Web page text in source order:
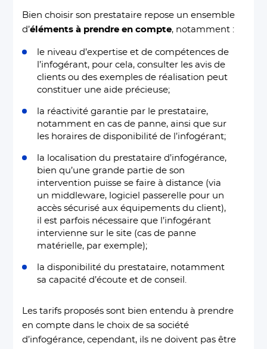
Bien choisir son prestataire repose un ensemble
d’éléments à prendre en compte, notamment :
le niveau d’expertise et de compétences de
l’infogérant, pour cela, consulter les avis de
clients ou des exemples de réalisation peut
constituer une aide précieuse;
la réactivité garantie par le prestataire,
notamment en cas de panne, ainsi que sur
les horaires de disponibilité de l’infogérant;
la localisation du prestataire d’infogérance,
bien qu’une grande partie de son
intervention puisse se faire à distance (via
un middleware, logiciel passerelle pour un
accès sécurisé aux équipements du client),
il est parfois nécessaire que l’infogérant
intervienne sur le site (cas de panne
matérielle, par exemple);
la disponibilité du prestataire, notamment
sa capacité d’écoute et de conseil.
Les tarifs proposés sont bien entendu à prendre
en compte dans le choix de sa société
d’infogérance, cependant, ils ne doivent pas être